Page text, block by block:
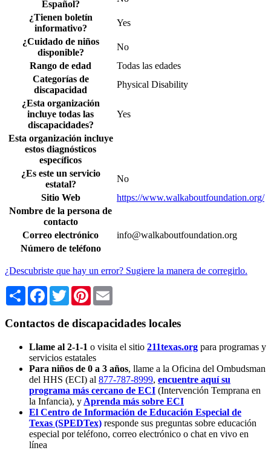
Español?
¿Tienen boletín
informativo?
Yes
¿Cuidado de niños
disponible?
No
Rango de edad
Todas las edades
Categorías de
discapacidad
Physical Disability
¿Esta organización
incluye todas las
discapacidades?
Yes
Esta organización incluye
estos diagnósticos
específicos
¿Es este un servicio
estatal?
No
Sitio Web
https://www.walkaboutfoundation.org/
Nombre de la persona de
contacto
Correo electrónico
info@walkaboutfoundation.org
Número de teléfono
¿Descubriste que hay un error? Sugiere la manera de corregirlo.
Share Facebook
TwitterPinterest
Contactos de discapacidades locales
Llame al 2-1-1 o visita el sitio 211texas.org para programas y
servicios estatales
Para niños de 0 a 3 años, llame a la Oficina del Ombudsman
del HHS (ECI) al 877-787-8999, encuentre aquí su
programa más cercano de ECI (Intervención Temprana en
la Infancia), y Aprenda más sobre ECI
El Centro de Información de Educación Especial de
Texas (SPEDTex) responde sus preguntas sobre educación
especial por teléfono, correo electrónico o chat en vivo en
línea